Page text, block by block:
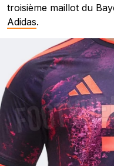
troisième maillot du
Adidas.